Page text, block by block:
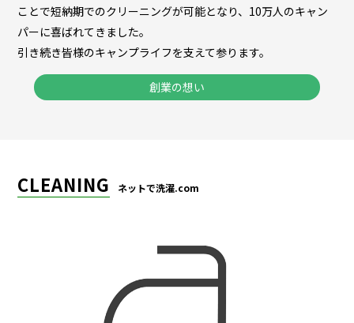
ことで短納期でのクリーニングが可能となり、10万人のキャン
パーに喜ばれてきました。
引き続き皆様のキャンプライフを支えて参ります。
創業の想い
CLEANING ネットで洗濯.com